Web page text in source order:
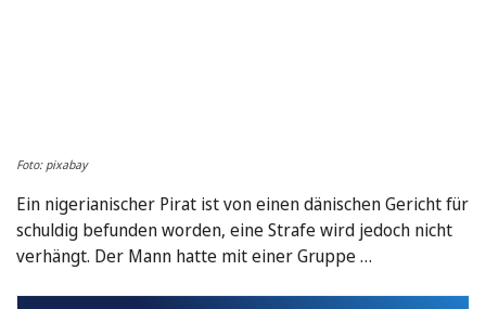
Foto: pixabay
Ein nigerianischer Pirat ist von einen dänischen Gericht für
schuldig befunden worden, eine Strafe wird jedoch nicht
verhängt. Der Mann hatte mit einer Gruppe …